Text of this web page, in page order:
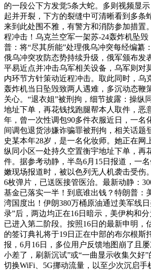
的一段公下方发觉5条大蛇。多则视频显
起并开裂，下方的裂缝中可清晰看到多条
来到此处围不雅，有警方和消防参加措置
程冲击！乌克兰空军一架苏-24轰炸机坠毁
普：将“尽其所能”处理俄乌冲突每经编纂
俄乌冲突攻防态势持续升级，俄军颁布发
平易近点并冲击乌军相关设备，乌军则对
内环节方针策动近程冲击。取此同时，乌
轰炸机当日坠毁致两人遇难，多沉动态鞭
关心。“退衣姐”被刑拘，细节披露：操纵
地址下单，再花钱找跑腿帮本人取件，恶
年，曾一次性调包90多件衣服近日，一名
间调包退货涉嫌诈骗罪被刑拘，相关话题
史某本年28岁，是一名化妆师。她正在网
纵同小区一处持久空置衡宇地址下单，再
件。据参考动静，半岛6月15日报道，一
嫩现场报道时，被以色列无人机袭击受伤
6枚弹片，已送医接管医治。最新动静：
基金已落实一半！到底谁出钱？特朗普：
湾国度出！伊朗380万桶原油通过美军线
录”后，两边均正在16日暗示，美伊构和
已进入第二阶段。按照16日的最新申明，
的签订典礼将于19日正在中部的布尔根斯
报，6月16日，多位用户反馈地图崩了且
小差了，刷新沉试”或“一曲显示收集欠好
切换WiFi、5G挪动流量，以至少次沉启手